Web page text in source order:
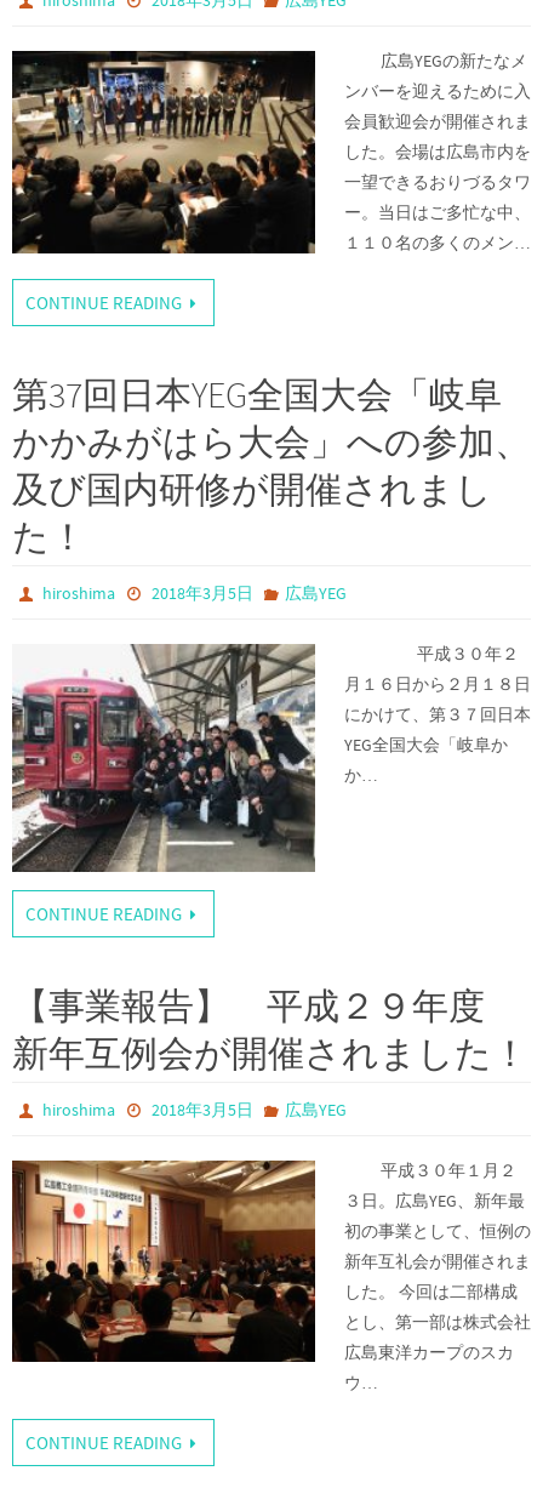
広島YEGの新たなメ
ンバーを迎えるために入
会員歓迎会が開催されま
した。会場は広島市内を
一望できるおりづるタワ
ー。当日はご多忙な中、
１１０名の多くのメン…
CONTINUE READING
第37回日本YEG全国大会「岐阜
かかみがはら大会」への参加、
及び国内研修が開催されまし
た！
hiroshima 2018年3月5日 広島YEG
平成３０年２
月１６日から２月１８日
にかけて、第３７回日本
YEG全国大会「岐阜か
か…
CONTINUE READING
【事業報告】 平成２９年度
新年互例会が開催されました！
hiroshima 2018年3月5日 広島YEG
平成３０年１月２
３日。広島YEG、新年最
初の事業として、恒例の
新年互礼会が開催されま
した。 今回は二部構成
とし、第一部は株式会社
広島東洋カープのスカ
ウ…
CONTINUE READING